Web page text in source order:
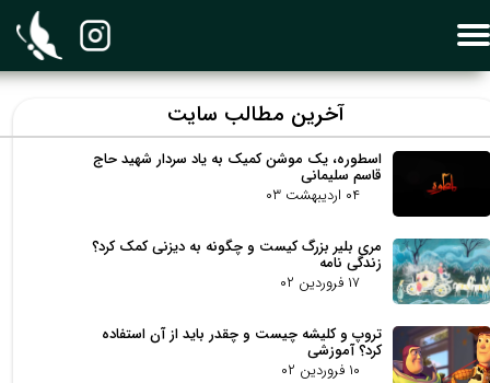
​آخرین مطالب سایت
اسطوره، یک موشن کمیک به یاد سردار شهید حاج
قاسم سلیمانی
۰۴ اردیبهشت ۰۳
مری بلیر بزرگ کیست و چگونه به دیزنی کمک کرد؟
زندگی نامه
۱۷ فروردین ۰۲
تروپ و کلیشه چیست و چقدر باید از آن استفاده
کرد؟ آموزشی
۱۰ فروردین ۰۲